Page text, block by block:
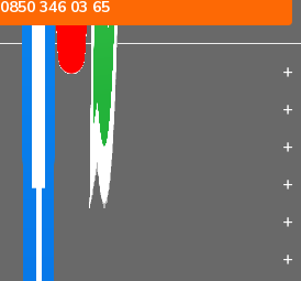
0850 346 03 65